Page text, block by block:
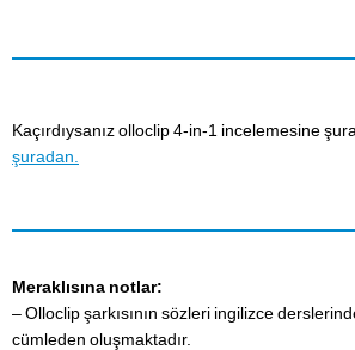
Kaçırdıysanız olloclip 4-in-1 incelemesine
şuradan.
Meraklısına notlar:
– Olloclip şarkısının sözleri ingilizce
cümleden oluşmaktadır.